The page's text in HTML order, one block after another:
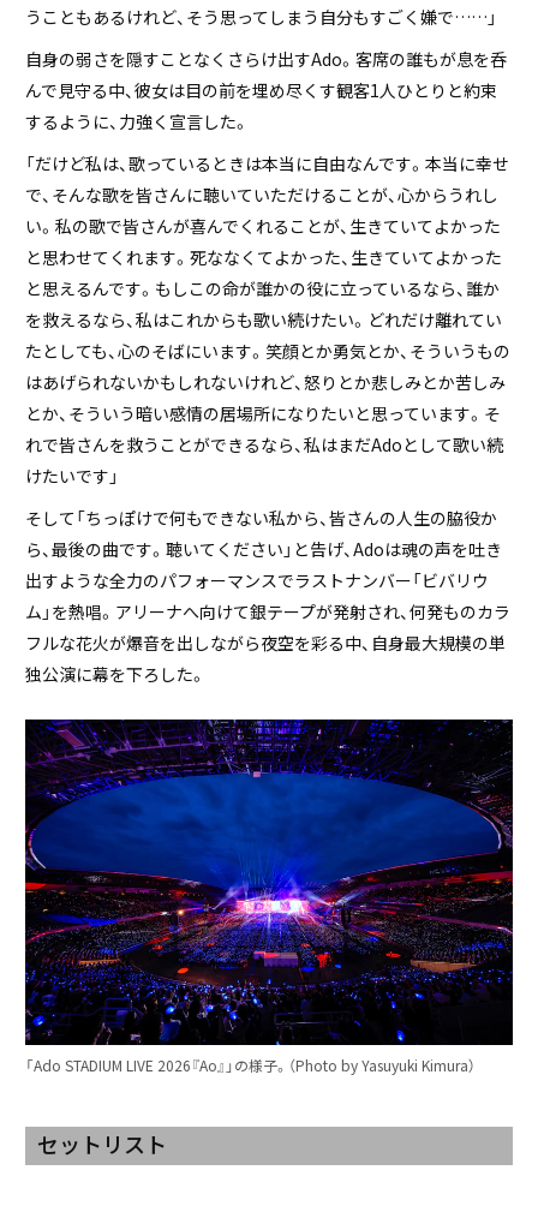
うこともあるけれど、そう思ってしまう自分もすごく嫌で……」
自身の弱さを隠すことなくさらけ出すAdo。客席の誰もが息を呑
んで見守る中、彼女は目の前を埋め尽くす観客1人ひとりと約束
するように、力強く宣言した。
「だけど私は、歌っているときは本当に自由なんです。本当に幸せ
で、そんな歌を皆さんに聴いていただけることが、心からうれし
い。私の歌で皆さんが喜んでくれることが、生きていてよかった
と思わせてくれます。死ななくてよかった、生きていてよかった
と思えるんです。もしこの命が誰かの役に立っているなら、誰か
を救えるなら、私はこれからも歌い続けたい。どれだけ離れてい
たとしても、心のそばにいます。笑顔とか勇気とか、そういうもの
はあげられないかもしれないけれど、怒りとか悲しみとか苦しみ
とか、そういう暗い感情の居場所になりたいと思っています。そ
れで皆さんを救うことができるなら、私はまだAdoとして歌い続
けたいです」
そして「ちっぽけで何もできない私から、皆さんの人生の脇役か
ら、最後の曲です。聴いてください」と告げ、Adoは魂の声を吐き
出すような全力のパフォーマンスでラストナンバー「ビバリウ
ム」を熱唱。アリーナへ向けて銀テープが発射され、何発ものカラ
フルな花火が爆音を出しながら夜空を彩る中、自身最大規模の単
独公演に幕を下ろした。
「Ado STADIUM LIVE 2026『Ao』」の様子。（Photo by Yasuyuki Kimura）
セットリスト